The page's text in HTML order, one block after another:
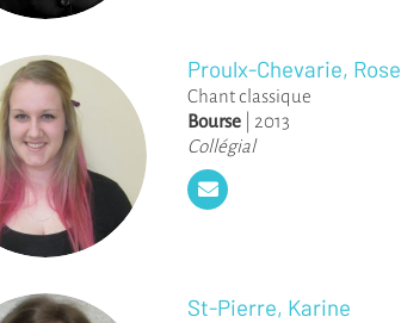
Proulx-Chevarie,
Chant classique
Bourse
2013
Collégial
St-Pierre, Karine